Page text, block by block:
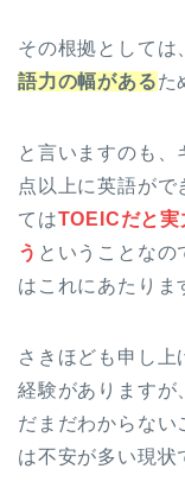
その根拠としては
語力の幅があるた
と言いますのも
点以上に英語がで
てはTOEICだと実
う ということな
はこれにあたりま
さきほども申し
経験がありますが
だまだわからない
は不安が多い現状